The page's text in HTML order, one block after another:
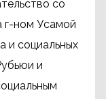
со
г-ном Усамой
и социальных
и